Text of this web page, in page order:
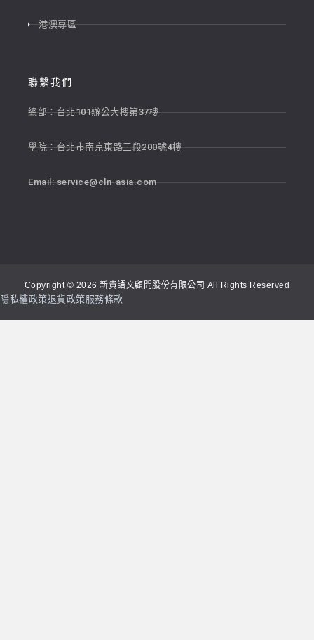
港澳專區
聯繫我們
總部：台北101辦公大樓第37樓
學院：台北市南京東路三段200號4樓
Email:service@cln-asia.com
Copyright © 2026 新貴語文顧問股份有限公司 All Rights Reserved
隱私權政策退貨政策服務條款